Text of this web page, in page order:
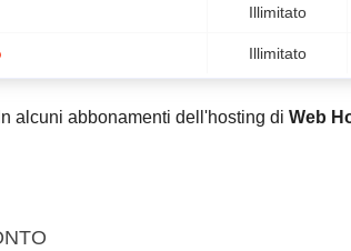
Illimitato
Illimitato
In alcuni abbonamenti dell'hosting di Web